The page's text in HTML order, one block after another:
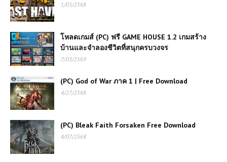
1/05/2568
โหลดเกมส์ (PC) ฟรี GAME HOUSE 1.2 เกมสร้าง
บ้านและจำลองชีวิตที่สนุกครบวงจร
7/03/2569
(PC) God of War ภาค 1 | Free Download
4/27/2568
(PC) Bleak Faith Forsaken Free Download
4/07/2568